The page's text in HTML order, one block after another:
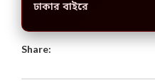
ঢাকার বাইরে
Share: